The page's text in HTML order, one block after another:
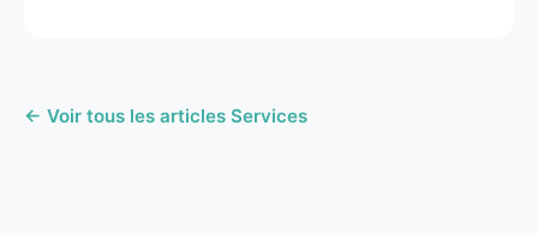
← Voir tous les articles Services